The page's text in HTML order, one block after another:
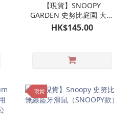
【現貨】SNOOPY
GARDEN 史努比庭園 大頭
造型原子筆｜韓國限定 濟
州島限定
HK$145.00
現貨